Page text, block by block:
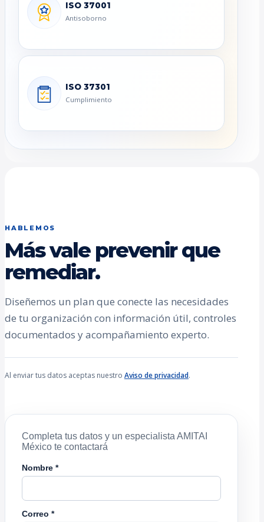
ISO 37001
Antisoborno
ISO 37301
Cumplimiento
HABLEMOS
Más vale prevenir que
remediar.
Diseñemos un plan que conecte las necesidades
de tu organización con información útil, controles
documentados y acompañamiento experto.
Al enviar tus datos aceptas nuestro Aviso de privacidad.